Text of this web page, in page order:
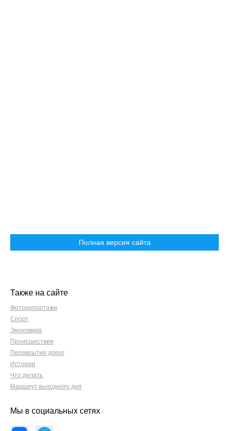
Полная версия сайта
Также на сайте
Фоторепортажи
Спорт
Экономика
Происшествия
Перекрытия дорог
Истории
Что делать
Маршрут выходного дня
Мы в социальных сетях